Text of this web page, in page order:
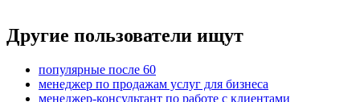
Другие пользователи ищут
популярные после 60
менеджер по продажам услуг для бизнеса
менеджер-консультант по работе с клиентами